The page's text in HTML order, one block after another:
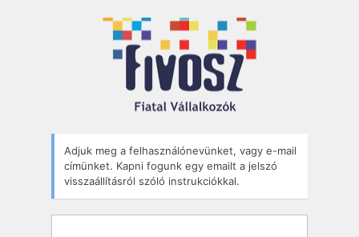
Adjuk meg a felhasználónevünket, vagy e-mail
címünket. Kapni fogunk egy emailt a jelszó
visszaállításról szóló instrukciókkal.